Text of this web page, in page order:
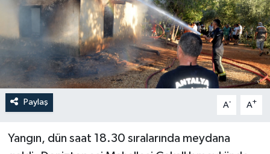
Paylaş A- A+
Yangın, dün saat 18.30 sıralarında meydana